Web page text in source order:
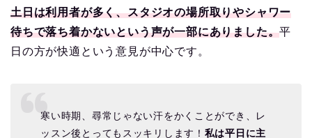
土日は利用者が多く、スタジオの場所取りやシャワー
待ちで落ち着かないという声が一部にありました。平
日の方が快適という意見が中心です。
寒い時期、尋常じゃない汗をかくことができ、レ
ッスン後とってもスッキリします！ 私は平日に主